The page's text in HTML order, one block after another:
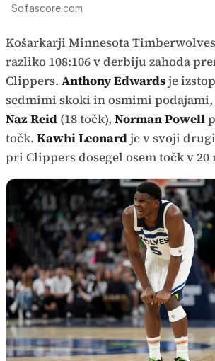
Sofascore.com
Košarkarji Minnesota
razliko 108:106 v derbiju zahoda
Clippers. Anthony Edwardsje
sedmimi skoki in osmimi podajami,
Naz Reid (18 točk), Norman Powell
točk. Kawhi Leonardje v svoji
pri Clippers dosegel osem točk v